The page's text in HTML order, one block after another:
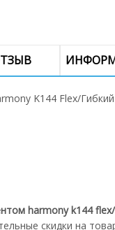
K144 Flex/Гибкий
harmony k144
скидки на